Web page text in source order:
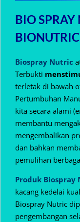
BIO SPRAY
BIONUTRIC
Biospray Nutric
Terbukti
terletak di bawah
Pertumbuhan
kita secara alami
membantu
mengembalikan
dan bahkan
pemulihan
Produk Biospray
kacang kedelai
Biospray Nutric
pengembangan